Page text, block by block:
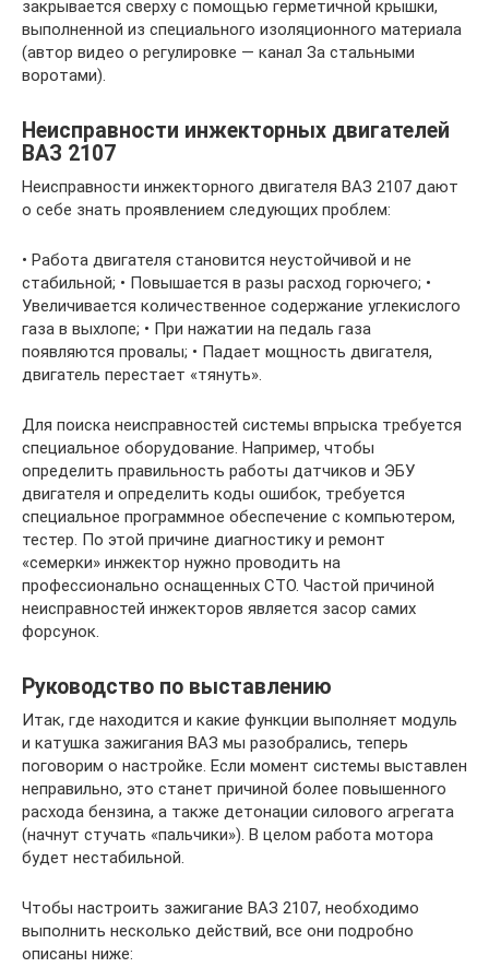
закрывается сверху с помощью герметичной крышки,
выполненной из специального изоляционного материала
(автор видео о регулировке — канал За стальными
воротами).
Неисправности инжекторных двигателей
ВАЗ 2107
Неисправности инжекторного двигателя ВАЗ 2107 дают
о себе знать проявлением следующих проблем:
• Работа двигателя становится неустойчивой и не
стабильной; • Повышается в разы расход горючего; •
Увеличивается количественное содержание углекислого
газа в выхлопе; • При нажатии на педаль газа
появляются провалы; • Падает мощность двигателя,
двигатель перестает «тянуть».
Для поиска неисправностей системы впрыска требуется
специальное оборудование. Например, чтобы
определить правильность работы датчиков и ЭБУ
двигателя и определить коды ошибок, требуется
специальное программное обеспечение с компьютером,
тестер. По этой причине диагностику и ремонт
«семерки» инжектор нужно проводить на
профессионально оснащенных СТО. Частой причиной
неисправностей инжекторов является засор самих
форсунок.
Руководство по выставлению
Итак, где находится и какие функции выполняет модуль
и катушка зажигания ВАЗ мы разобрались, теперь
поговорим о настройке. Если момент системы выставлен
неправильно, это станет причиной более повышенного
расхода бензина, а также детонации силового агрегата
(начнут стучать «пальчики»). В целом работа мотора
будет нестабильной.
Чтобы настроить зажигание ВАЗ 2107, необходимо
выполнить несколько действий, все они подробно
описаны ниже: